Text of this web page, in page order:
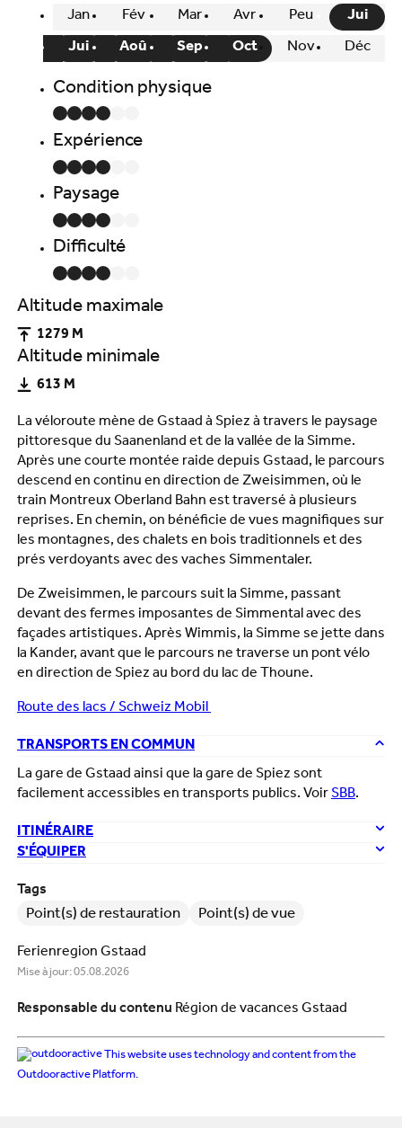
Tags
Point(s) de restauration Point(s) de vue
Ferienregion Gstaad
Mise à jour: 05.08.2026
Responsable du contenu Région de vacances Gstaad
This website uses technology and content from the
Outdooractive Platform.
La véloroute mène de Gstaad à Spiez à travers le paysage
pittoresque du Saanenland et de la vallée de la Simme.
Après une courte montée raide depuis Gstaad, le parcours
descend en continu en direction de Zweisimmen, où le
train Montreux Oberland Bahn est traversé à plusieurs
reprises. En chemin, on bénéficie de vues magnifiques sur
les montagnes, des chalets en bois traditionnels et des
prés verdoyants avec des vaches Simmentaler.
De Zweisimmen, le parcours suit la Simme, passant
devant des fermes imposantes de Simmental avec des
façades artistiques. Après Wimmis, la Simme se jette dans
la Kander, avant que le parcours ne traverse un pont vélo
en direction de Spiez au bord du lac de Thoune.
Route des lacs / Schweiz Mobil
TRANSPORTS EN COMMUN
La gare de Gstaad ainsi que la gare de Spiez sont
facilement accessibles en transports publics. VoirSBB.
ITINÉRAIRE
S'ÉQUIPER
Jan Fév Mar Avr Peu Jui
Jui Aoû Sep Oct Nov Déc
Condition physique
Expérience
Paysage
Difficulté
Altitude maximale
1279 M
Altitude minimale
613 M